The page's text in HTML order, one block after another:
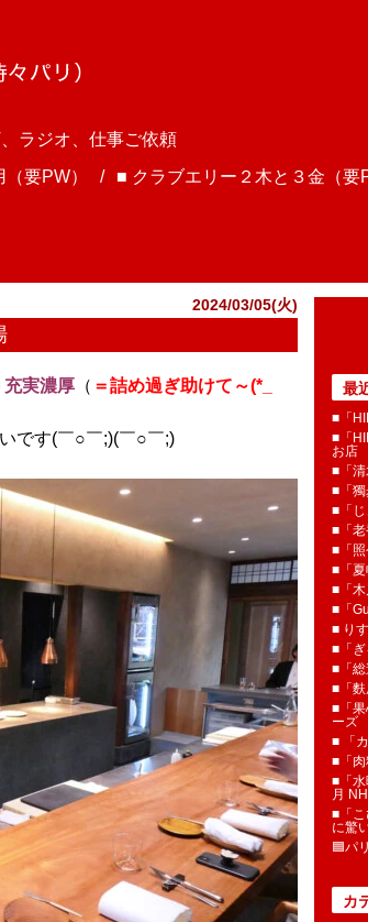
ラジオ、仕事ご依頼
要PW） ■ クラブエリー２木と３金（要
2024/03/05(火)
充実濃厚 （ ＝詰め過ぎ助けて～(*_
です(￣○￣;)(￣○￣;)
最
■「
■「
お店
■「
■「
■「
■「
■「
■「
■「
■「
■ り
■「
■「総
■「
■「果
ーズ
■ 「
■「
■「
月
■「
に驚
🟦パ
カ